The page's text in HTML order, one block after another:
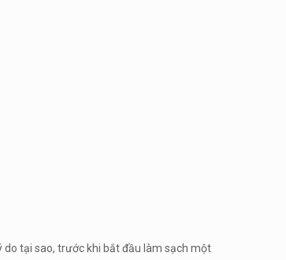
do tại sao, trước khi bắt đầu làm sạch một